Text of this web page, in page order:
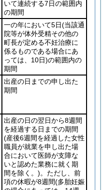
いて連続する7日の範囲内
の期間
一の年において5日(当該通
院等が体外受精その他の
町長が定める不妊治療に
係るものである場合にあ
っては、10日)の範囲内の
期間
出産の日までの申し出た
期間
出産の日の翌日から8週間
を経過する日までの期間
(産後6週間を経過した女性
職員が就業を申し出た場
合において医師が支障な
いと認めた業務に就く期
間を除く。)。ただし、前
項の休暇が8週間(多胎妊娠